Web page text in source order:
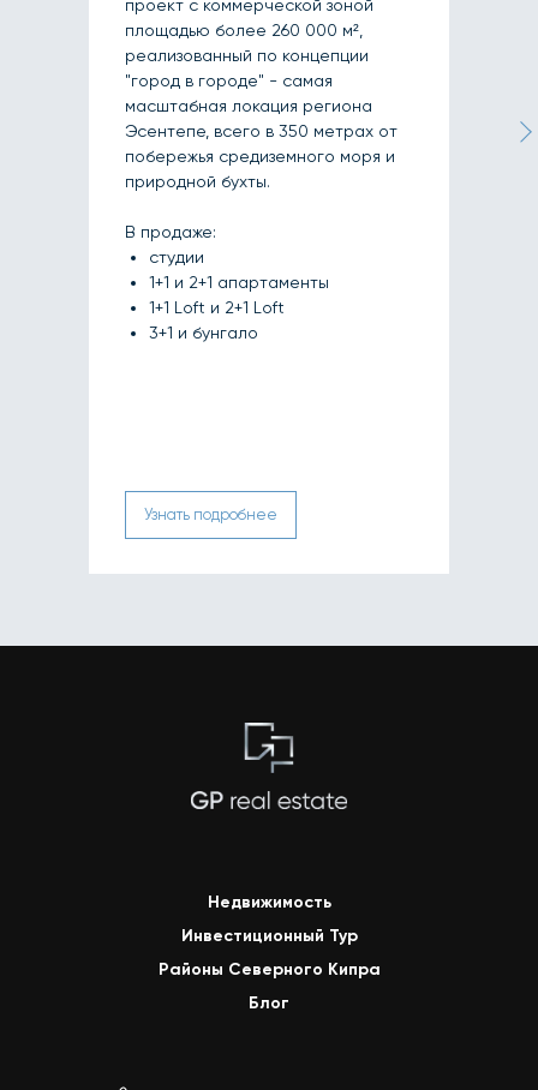
проект с коммерческой зоной
площадью более 260 000 м²,
реализованный по концепции
"город в городе" - самая
масштабная локация региона
Эсентепе, всего в 350 метрах от
побережья средиземного моря и
природной бухты.
В продаже:
студии
1+1 и 2+1 апартаменты
1+1 Loft и 2+1 Loft
3+1 и бунгало
Узнать подробнее
Недвижимость
Инвестиционный Тур
Районы Северного Кипра
Блог